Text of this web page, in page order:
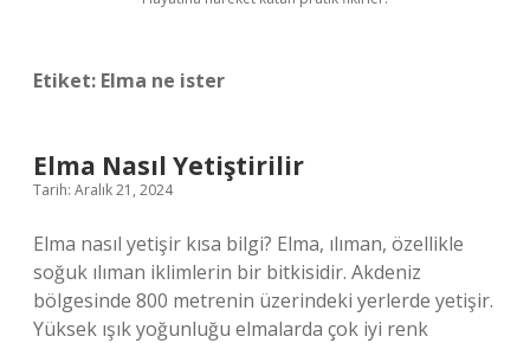
Etiket: Elma ne ister
Elma Nasıl Yetiştirilir
Tarih: Aralık 21, 2024
Elma nasıl yetişir kısa bilgi? Elma, ılıman, özellikle
soğuk ılıman iklimlerin bir bitkisidir. Akdeniz
bölgesinde 800 metrenin üzerindeki yerlerde yetişir.
Yüksek ışık yoğunluğu elmalarda çok iyi renk